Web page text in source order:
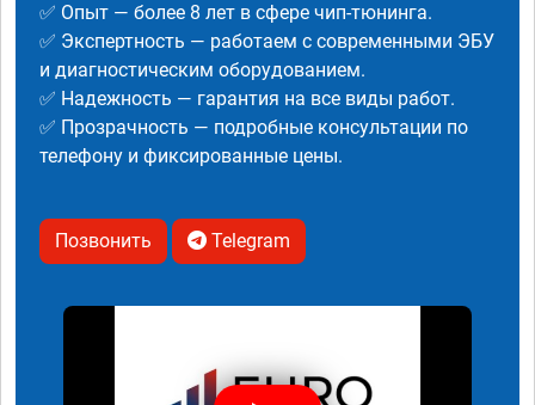
✅ Опыт — более 8 лет в сфере чип-тюнинга.
✅ Экспертность — работаем с современными ЭБУ
и диагностическим оборудованием.
✅ Надежность — гарантия на все виды работ.
✅ Прозрачность — подробные консультации по
телефону и фиксированные цены.
Позвонить Telegram